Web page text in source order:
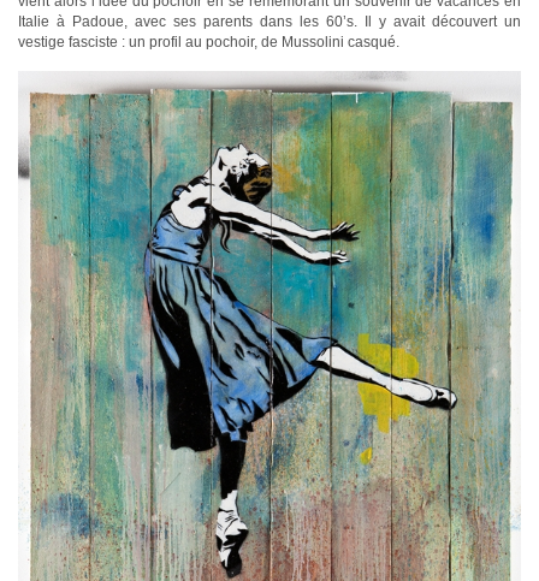
Italie à Padoue, avec ses parents dans les 60’s. Il y avait découvert un
vestige fasciste : un profil au pochoir, de Mussolini casqué.